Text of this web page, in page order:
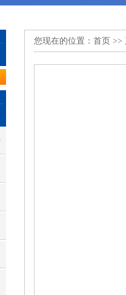
您现在的位置： 首页 >>